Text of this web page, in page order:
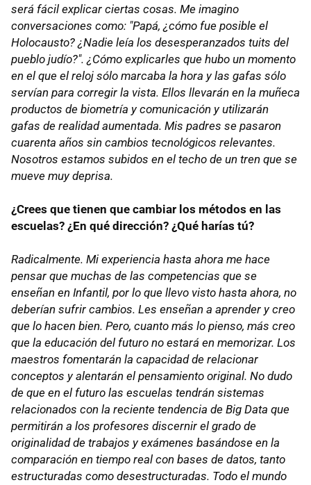
será fácil explicar ciertas cosas. Me imagino
conversaciones como: "Papá, ¿cómo fue posible el
Holocausto? ¿Nadie leía los desesperanzados tuits del
pueblo judío?". ¿Cómo explicarles que hubo un momento
en el que el reloj sólo marcaba la hora y las gafas sólo
servían para corregir la vista. Ellos llevarán en la muñeca
productos de biometría y comunicación y utilizarán
gafas de realidad aumentada. Mis padres se pasaron
cuarenta años sin cambios tecnológicos relevantes.
Nosotros estamos subidos en el techo de un tren que se
mueve muy deprisa.
¿Crees que tienen que cambiar los métodos en las
escuelas? ¿En qué dirección? ¿Qué harías tú?
Radicalmente. Mi experiencia hasta ahora me hace
pensar que muchas de las competencias que se
enseñan en Infantil, por lo que llevo visto hasta ahora, no
deberían sufrir cambios. Les enseñan a aprender y creo
que lo hacen bien. Pero, cuanto más lo pienso, más creo
que la educación del futuro no estará en memorizar. Los
maestros fomentarán la capacidad de relacionar
conceptos y alentarán el pensamiento original. No dudo
de que en el futuro las escuelas tendrán sistemas
relacionados con la reciente tendencia de Big Data que
permitirán a los profesores discernir el grado de
originalidad de trabajos y exámenes basándose en la
comparación en tiempo real con bases de datos, tanto
estructuradas como desestructuradas. Todo el mundo